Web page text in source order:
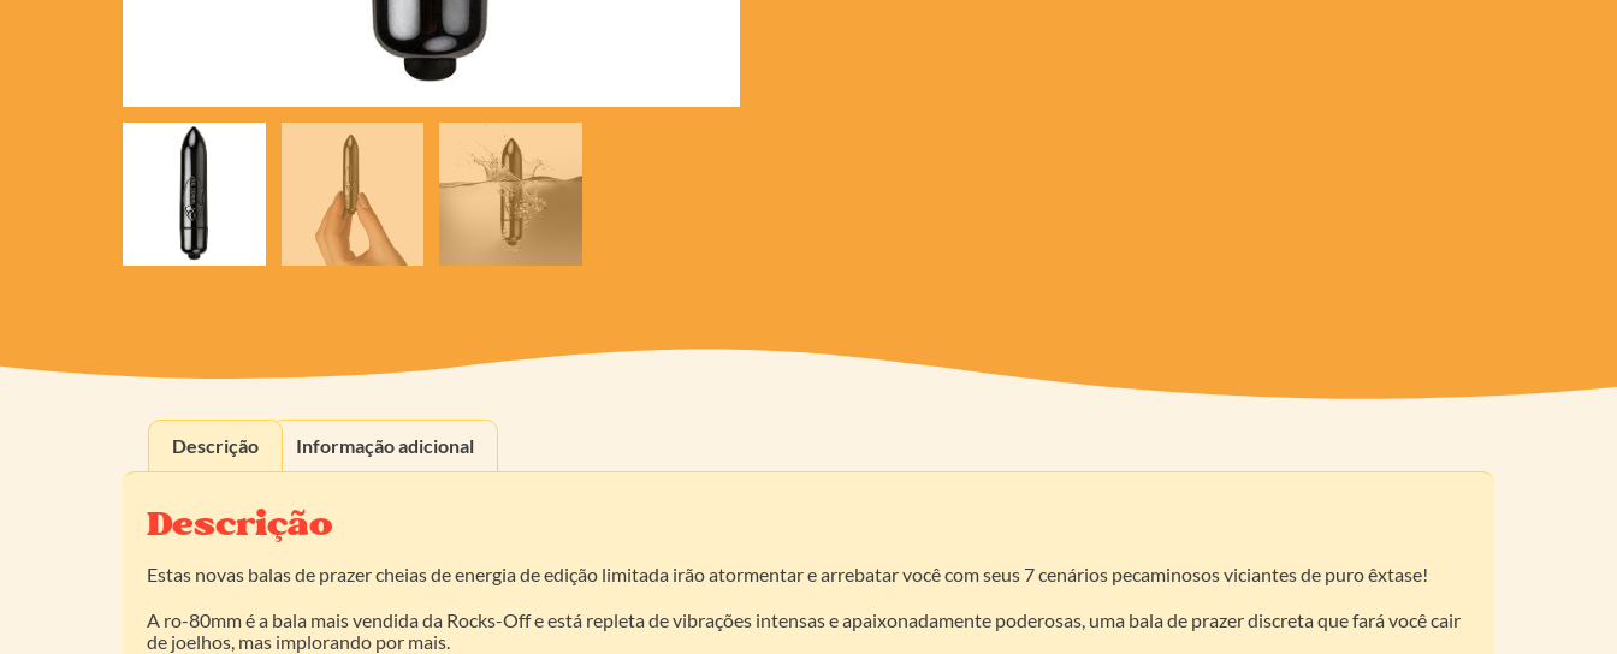
Descrição Informação adicional
Descrição
Estas novas balas de prazer cheias de energia de edição limitada irão atormentar e arrebatar você com seus 7 cenários pecaminosos viciantes de puro êxtase!
A ro-80mm é a bala mais vendida da Rocks-Off e está repleta de vibrações intensas e apaixonadamente poderosas, uma bala de prazer discreta que fará você cair
de joelhos, mas implorando por mais.